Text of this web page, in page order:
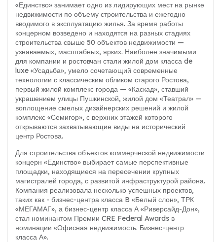
«Единство» занимает одно из лидирующих мест на рынке
недвижимости по объему строительства и ежегодно
вводимого в эксплуатацию жилья. За время работы
концерном возведено и находятся на разных стадиях
строительства свыше 50 объектов недвижимости —
узнаваемых, масштабных, ярких. Наиболее значимыми
для компании и ростовчан стали жилой дом класса de
luxe «Усадьба», умело сочетающий современные
технологии с классическим обликом старого Ростова,
первый жилой комплекс города — «Каскад», ставший
украшением улицы Пушкинской, жилой дом «Театрал» —
воплощение смелых дизайнерских решений и жилой
комплекс «Семигор», с верхних этажей которого
открываются захватывающие виды на исторический
центр Ростова.
Для строительства объектов коммерческой недвижимости
концерн «Единство» выбирает самые перспективные
площадки, находящиеся на пересечении крупных
магистралей города, с развитой инфраструктурой района.
Компания реализовала несколько успешных проектов,
таких как - бизнес-центра класса B «Белый слон», ТРК
«МЕГАМАГ», а бизнес-центр класса А «Риверсайд-Дон»,
стал номинантом Премии CRE Federal Awards в
номинации «Офисная недвижимость. Бизнес-центр
класса А».